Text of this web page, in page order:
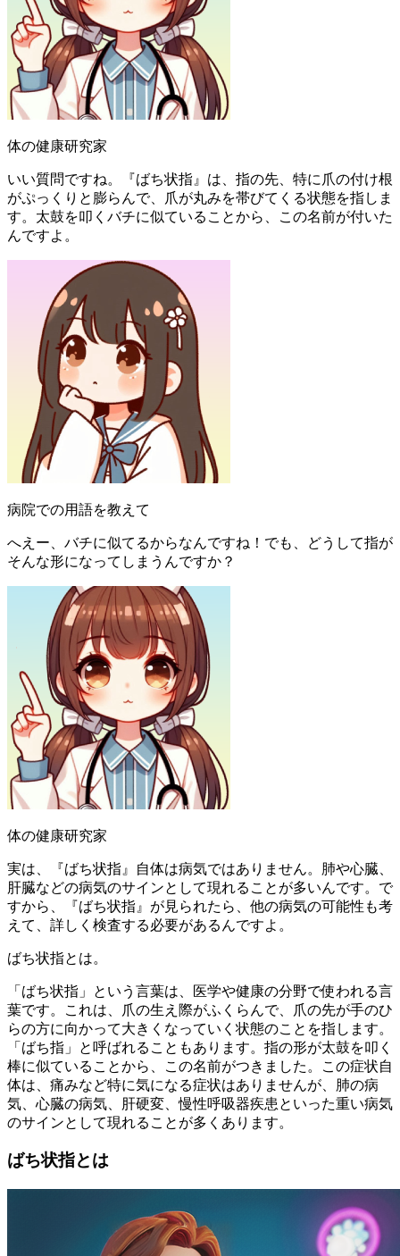
体の健康研究家
いい質問ですね。『ばち状指』は、指の先、特に爪の付け根
がぷっくりと膨らんで、爪が丸みを帯びてくる状態を指しま
す。太鼓を叩くバチに似ていることから、この名前が付いた
んですよ。
病院での用語を教えて
へえー、バチに似てるからなんですね！でも、どうして指が
そんな形になってしまうんですか？
体の健康研究家
実は、『ばち状指』自体は病気ではありません。肺や心臓、
肝臓などの病気のサインとして現れることが多いんです。で
すから、『ばち状指』が見られたら、他の病気の可能性も考
えて、詳しく検査する必要があるんですよ。
ばち状指とは。
「ばち状指」という言葉は、医学や健康の分野で使われる言
葉です。これは、爪の生え際がふくらんで、爪の先が手のひ
らの方に向かって大きくなっていく状態のことを指します。
「ばち指」と呼ばれることもあります。指の形が太鼓を叩く
棒に似ていることから、この名前がつきました。この症状自
体は、痛みなど特に気になる症状はありませんが、肺の病
気、心臓の病気、肝硬変、慢性呼吸器疾患といった重い病気
のサインとして現れることが多くあります。
ばち状指とは